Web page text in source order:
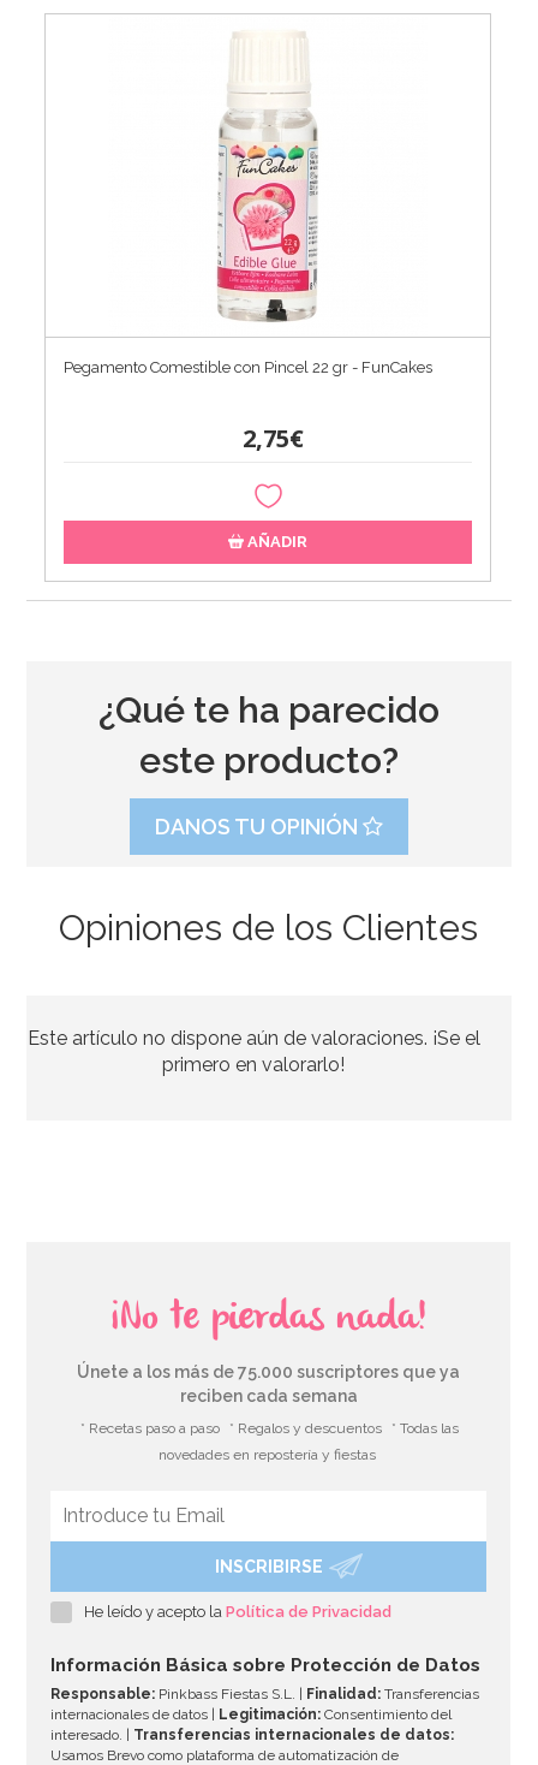
Pegamento Comestible con Pincel 22 gr - FunCakes
2,75€
AÑADIR
2,95€
Preparado para Buttercream 1 Kg - FunCakes
AÑADIR
¿Qué te ha parecido
este producto?
DANOS TU OPINIÓN
Opiniones de los Clientes
Este artículo no dispone aún de valoraciones. ¡Se el
primero en valorarlo!
¡No te pierdas nada!
Únete a los más de 75.000 suscriptores que ya
reciben cada semana
* Recetas paso a paso * Regalos y descuentos
* Todas las
novedades en repostería y fiestas
INSCRIBIRSE
He leído y acepto laPolítica de Privacidad
Información Básica sobre Protección de Datos
Responsable: Pinkbass Fiestas S.L. | Finalidad: Transferencias
internacionales de datos |
Legitimación: Consentimiento del
interesado. | Transferencias internacionales de datos:
Usamos Brevo como plataforma de automatización de